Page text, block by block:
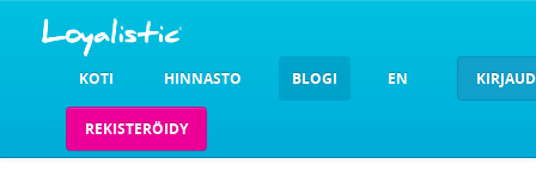
KOTI HINNASTO BLOGI EN
REKISTERÖIDY